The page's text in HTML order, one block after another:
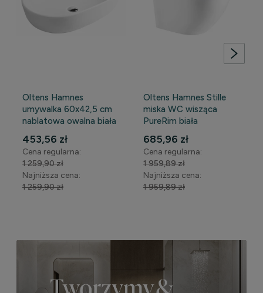
Oltens Hamnes
umywalka 60x42,5 cm
nablatowa owalna biała
WYPRZEDAŻ
453,56 zł
Cena regularna:
1 259,90 zł
Najniższa cena:
1 259,90 zł
Oltens Hamnes Stille
miska WC wisząca
PureRim biała
WYPRZEDAŻ
685,96 zł
Cena regularna:
1 959,89 zł
Najniższa cena:
1 959,89 zł